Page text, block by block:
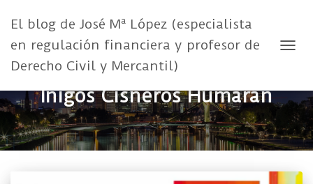
El blog de José Mª López (especialista
en regulación financiera y profesor de
Derecho Civil y Mercantil)
Iñigos Cisneros Humarán